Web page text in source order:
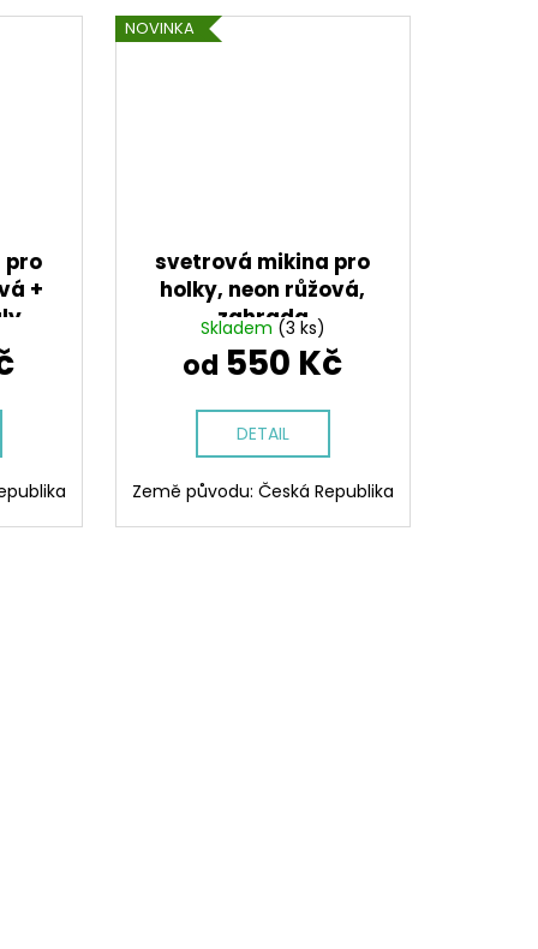
pro
+
NOVINKA
svetrová mikina pro
holky, neon růžová,
zahrada
Skladem (3 ks)
od 550 Kč
DETAIL
Země původu: Česká Republika